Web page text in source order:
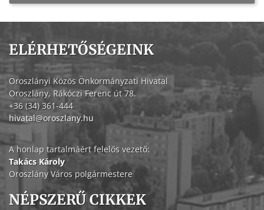
ELÉRHETŐSÉGEINK
Oroszlányi Közös Önkormányzati Hivatal
Oroszlány, Rákóczi Ferenc út 78.
+36 (34) 361-444
hivatal@oroszlany.hu
A honlap tartalmáért felelős vezető:
Takács Károly
Oroszlány Város polgármestere
NÉPSZERŰ CIKKEK